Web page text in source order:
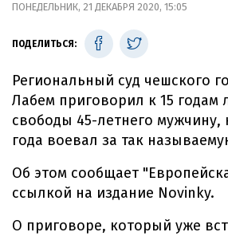
ПОНЕДЕЛЬНИК, 21 ДЕКАБРЯ 2020, 15:05
ПОДЕЛИТЬСЯ:
Региональный суд чешского
Лабем приговорил к 15 годам
свободы 45-летнего мужчину,
года воевал за так
Об этом сообщает
ссылкой на издание Novinky.
О приговоре, который уже